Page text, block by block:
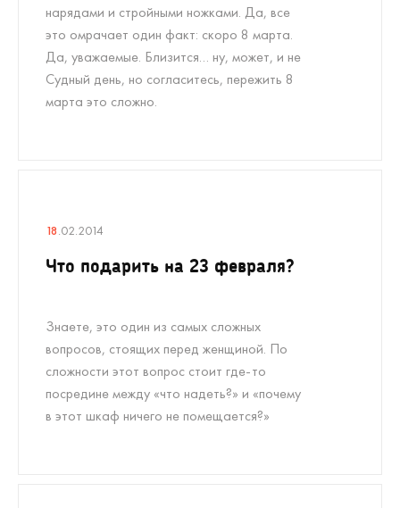
нарядами и стройными ножками. Да, все
это омрачает один факт: скоро 8 марта.
Да, уважаемые. Близится… ну, может, и не
Судный день, но согласитесь, пережить 8
марта это сложно.
18.02.2014
Что подарить на 23 февраля?
Знаете, это один из самых сложных
вопросов, стоящих перед женщиной. По
сложности этот вопрос стоит где-то
посредине между «что надеть?» и «почему
в этот шкаф ничего не помещается?»